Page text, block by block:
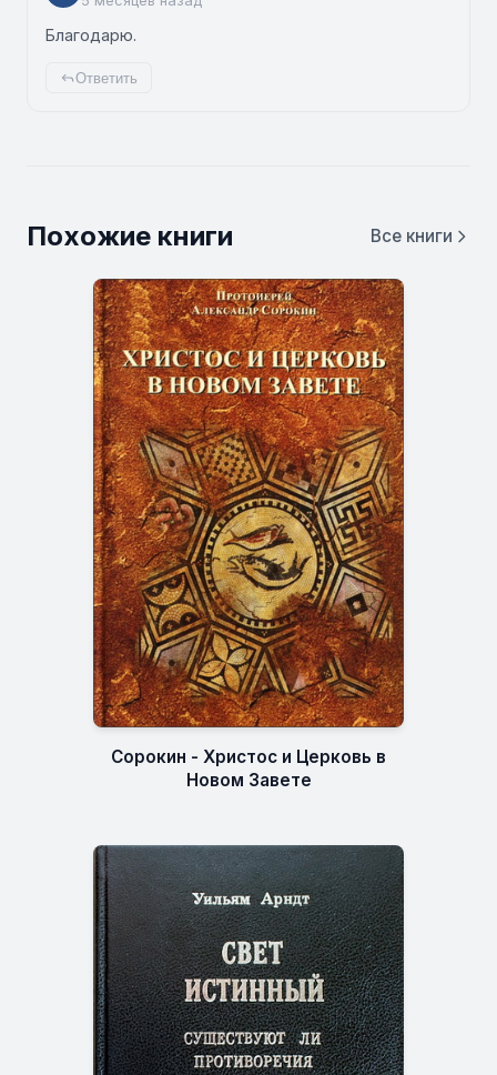
Благодарю.
Ответить
Похожие книги Все книги
Сорокин - Христос и Церковь в
Новом Завете